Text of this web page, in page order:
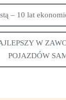
– 10 lat
W
POJAZDÓW